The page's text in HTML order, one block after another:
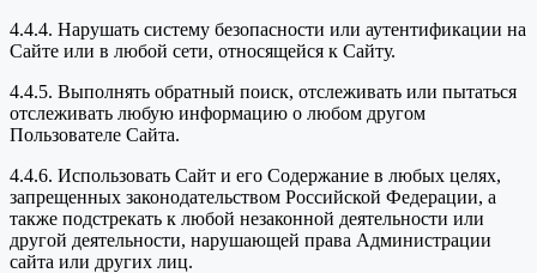
4.4.4. Нарушать систему безопасности или аутентификации на
Сайте или в любой сети, относящейся к Сайту.
4.4.5. Выполнять обратный поиск, отслеживать или пытаться
отслеживать любую информацию о любом другом
Пользователе Сайта.
4.4.6. Использовать Сайт и его Содержание в любых целях,
запрещенных законодательством Российской Федерации, а
также подстрекать к любой незаконной деятельности или
другой деятельности, нарушающей права Администрации
сайта или других лиц.